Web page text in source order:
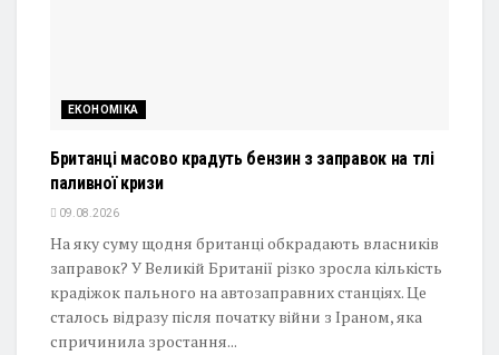
ЕКОНОМІКА
Британці масово крадуть бензин з заправок на тлі
паливної кризи
09.08.2026
На яку суму щодня британці обкрадають власників
заправок? У Великій Британії різко зросла кількість
крадіжок пального на автозаправних станціях. Це
сталось відразу після початку війни з Іраном, яка
спричинила зростання...